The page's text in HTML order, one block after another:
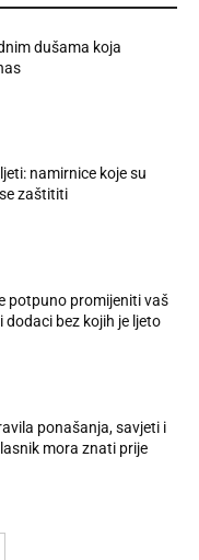
dušama koja
namirnice koje su
zaštititi
potpuno promijeniti vaš
dodaci bez kojih je ljeto
ponašanja, savjeti i
mora znati prije